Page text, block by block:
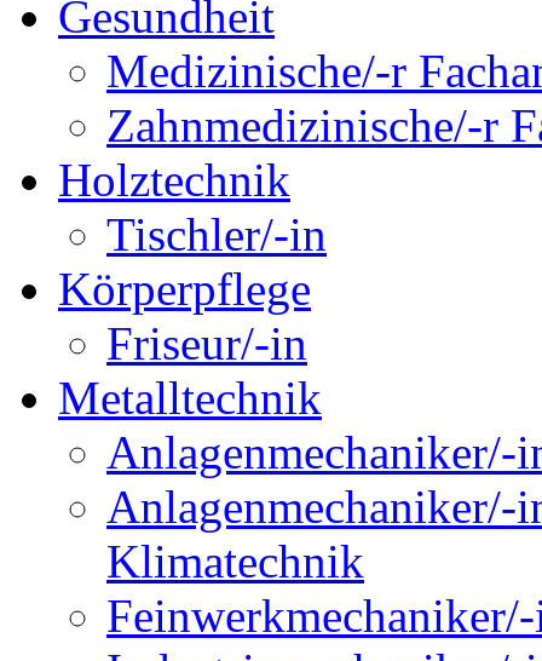
Gesundheit
Medizinische/-r
Zahnmedizinische/-r
Holztechnik
Tischler/-in
Körperpflege
Friseur/-in
Metalltechnik
Anlagenmechaniker/-
Anlagenmechaniker/-
Klimatechnik